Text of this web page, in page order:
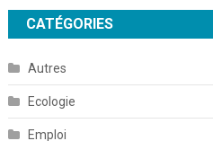
CATÉGORIES
Autres
Ecologie
Emploi